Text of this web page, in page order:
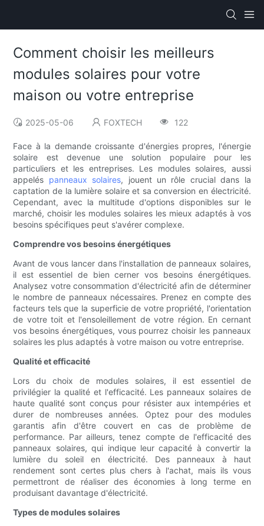
Comment choisir les meilleurs
modules solaires pour votre
maison ou votre entreprise
2025-05-06 FOXTECH 122
Face à la demande croissante d'énergies propres, l'énergie
solaire est devenue une solution populaire pour les
particuliers et les entreprises. Les modules solaires, aussi
appelés panneaux solaires, jouent un rôle crucial dans la
captation de la lumière solaire et sa conversion en électricité.
Cependant, avec la multitude d'options disponibles sur le
marché, choisir les modules solaires les mieux adaptés à vos
besoins spécifiques peut s'avérer complexe.
Comprendre vos besoins énergétiques
Avant de vous lancer dans l'installation de panneaux solaires,
il est essentiel de bien cerner vos besoins énergétiques.
Analysez votre consommation d'électricité afin de déterminer
le nombre de panneaux nécessaires. Prenez en compte des
facteurs tels que la superficie de votre propriété, l'orientation
de votre toit et l'ensoleillement de votre région. En cernant
vos besoins énergétiques, vous pourrez choisir les panneaux
solaires les plus adaptés à votre maison ou votre entreprise.
Qualité et efficacité
Lors du choix de modules solaires, il est essentiel de
privilégier la qualité et l'efficacité. Les panneaux solaires de
haute qualité sont conçus pour résister aux intempéries et
durer de nombreuses années. Optez pour des modules
garantis afin d'être couvert en cas de problème de
performance. Par ailleurs, tenez compte de l'efficacité des
panneaux solaires, qui indique leur capacité à convertir la
lumière du soleil en électricité. Des panneaux à haut
rendement sont certes plus chers à l'achat, mais ils vous
permettront de réaliser des économies à long terme en
produisant davantage d'électricité.
Types de modules solaires